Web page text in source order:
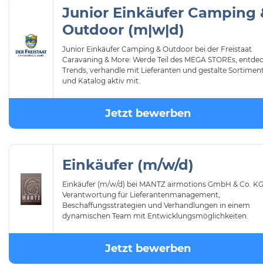
Junior Einkäufer Camping
Outdoor (m|w|d)
Junior Einkäufer Camping & Outdoor bei der Freistaat
Caravaning & More: Werde Teil des MEGA STOREs,
Trends, verhandle mit Lieferanten und gestalte
und Katalog aktiv mit.
Jetzt bewerben
Einkäufer (m/w/d)
Einkäufer (m/w/d) bei MANTZ airmotions GmbH & Co.
Verantwortung für Lieferantenmanagement,
Beschaffungsstrategien und Verhandlungen in einem
dynamischen Team mit Entwicklungsmöglichkeiten.
Jetzt bewerben